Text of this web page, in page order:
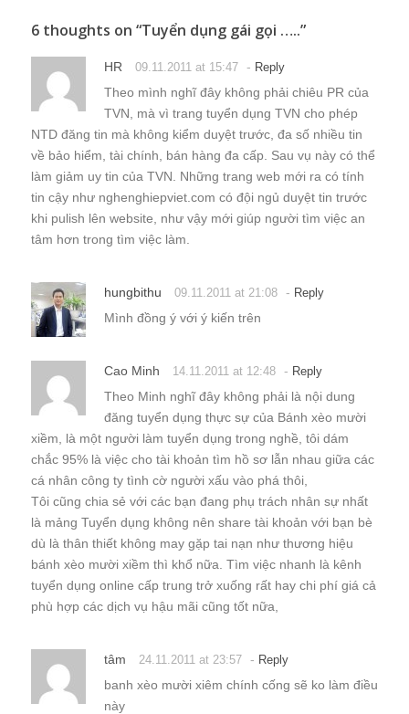
6 thoughts on “Tuyển dụng gái gọi …..”
HR 09.11.2011 at 15:47 - Reply
Theo mình nghĩ đây không phải chiêu PR của
TVN, mà vì trang tuyển dụng TVN cho phép
NTD đăng tin mà không kiểm duyệt trước, đa số nhiều tin
về bảo hiểm, tài chính, bán hàng đa cấp. Sau vụ này có thể
làm giảm uy tin của TVN. Những trang web mới ra có tính
tin cậy như nghenghiepviet.com có đội ngủ duyệt tin trước
khi pulish lên website, như vậy mới giúp người tìm việc an
tâm hơn trong tìm việc làm.
hungbithu 09.11.2011 at 21:08 - Reply
Mình đồng ý với ý kiến trên
Cao Minh 14.11.2011 at 12:48 - Reply
Theo Minh nghĩ đây không phải là nội dung
đăng tuyển dụng thực sự của Bánh xèo mười
xiềm, là một người làm tuyển dụng trong nghề, tôi dám
chắc 95% là việc cho tài khoản tìm hồ sơ lẫn nhau giữa các
cá nhân công ty tình cờ người xấu vào phá thôi,
Tôi cũng chia sẻ với các bạn đang phụ trách nhân sự nhất
là mảng Tuyển dụng không nên share tài khoản với bạn bè
dù là thân thiết không may gặp tai nạn như thương hiệu
bánh xèo mười xiềm thì khổ nữa. Tìm việc nhanh là kênh
tuyển dụng online cấp trung trở xuống rất hay chi phí giá cả
phù hợp các dịch vụ hậu mãi cũng tốt nữa,
tâm 24.11.2011 at 23:57 - Reply
banh xèo mười xiêm chính cống sẽ ko làm điều
này